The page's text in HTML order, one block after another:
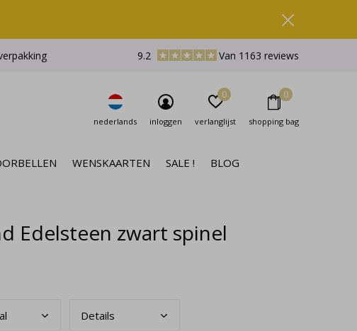
WENSKAARTEN SALE ! BLOG
nederlands inloggen verlanglijst
0
shopping bag
0
9.2 Van 1163 reviews
Edelsteen zwart spinel
Details